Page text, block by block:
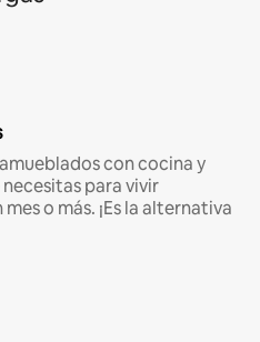
con cocina y
para vivir
o más. ¡Es la alternativa